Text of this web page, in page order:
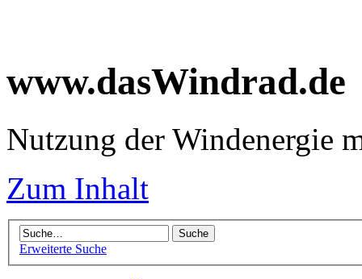
www.dasWindrad.de
Nutzung der Windenergie
Zum Inhalt
Erweiterte Suche